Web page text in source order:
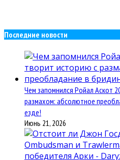
Последние новости
Чем запомнился Ройал Аскот
размахом: абсолютное
езде!
Июнь 21, 2026